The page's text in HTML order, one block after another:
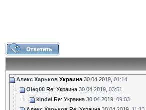
Алекс Харьков Украина 30.04.2019, 01:14
Oleg08 Re: Украина 30.04.2019, 03:51
kindel Re: Украина 30.04.2019, 09:03